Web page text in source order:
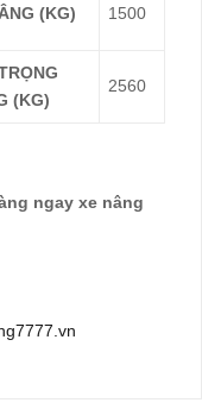
(KG) 1500
(KG)
2560
ngay xe nâng